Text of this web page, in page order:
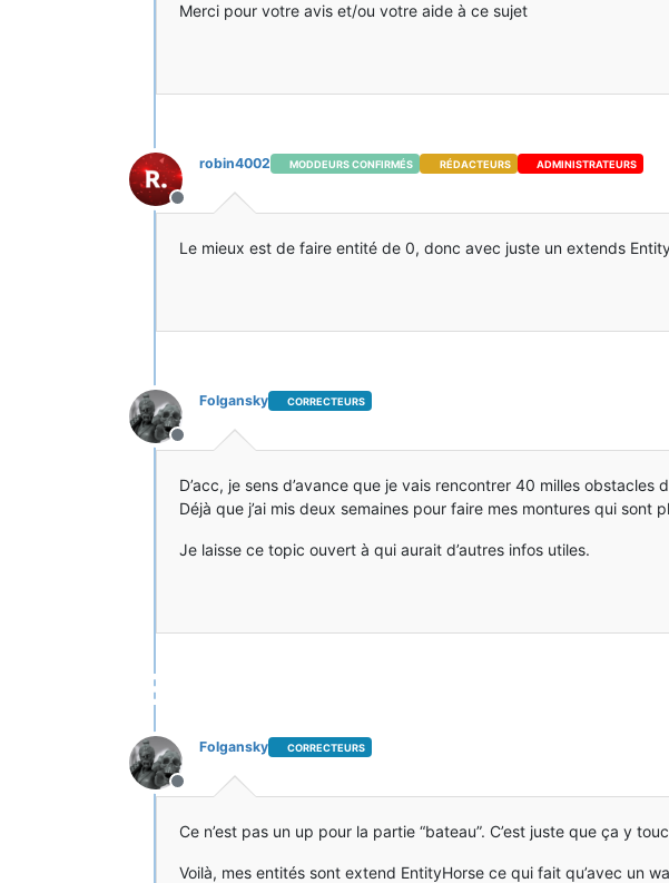
Merci pour votre avis et/ou votre aide à ce sujet
Hors-ligne
robin4002 MODDEURS CONFIRMÉS RÉDACTEURS ADMINISTRATEURS
Le mieux est de faire entité de 0, donc avec juste un extends
Hors-ligne
Folgansky CORRECTEURS
D’acc, je sens d’avance que je vais rencontrer 40 milles
Déjà que j’ai mis deux semaines pour faire mes montures qui
Je laisse ce topic ouvert à qui aurait d’autres infos utiles.
Hors-ligne
Folgansky CORRECTEURS
Ce n’est pas un up pour la partie “bateau”. C’est juste que ça y
Voilà, mes entités sont extend EntityHorse ce qui fait qu’avec un